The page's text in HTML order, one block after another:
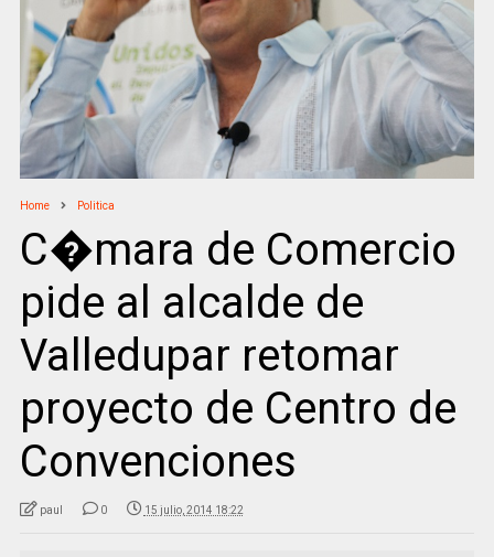
Home Politica
C�mara de Comercio
pide al alcalde de
Valledupar retomar
proyecto de Centro de
Convenciones
paul 0 15 julio, 2014 18:22